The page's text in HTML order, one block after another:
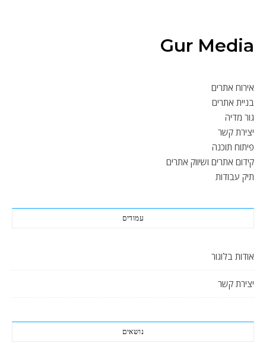
Gur Media
אירוח אתרים
בניית אתרים
גור מדיה
יצירת קשר
פיתוח תוכנה
קידום אתרים ושיווק אתרים
תיק עבודות
עמודים
אודות בלוגור
יצירת קשר
נושאים